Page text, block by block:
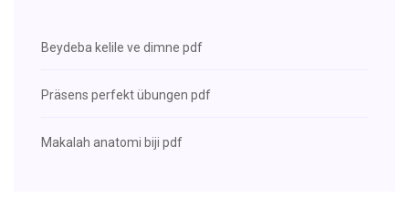
Beydeba kelile ve dimne pdf
Präsens perfekt übungen pdf
Makalah anatomi biji pdf